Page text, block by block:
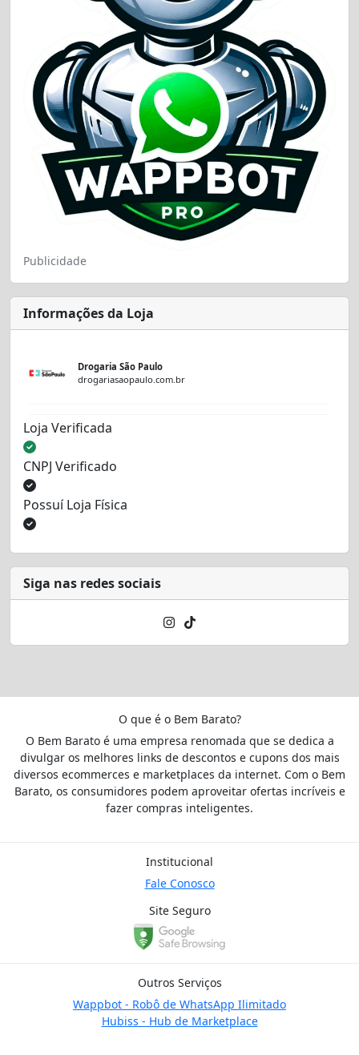
Publicidade
Informações da Loja
Drogaria São Paulo
drogariasaopaulo.com.br
Loja Verificada
CNPJ Verificado
Possuí Loja Física
Siga nas redes sociais
O que é o Bem Barato?
O Bem Barato é uma empresa renomada que se dedica a
divulgar os melhores links de descontos e cupons dos mais
diversos ecommerces e marketplaces da internet. Com o Bem
Barato, os consumidores podem aproveitar ofertas incríveis e
fazer compras inteligentes.
Institucional
Fale Conosco
Site Seguro
Outros Serviços
Wappbot - Robô de WhatsApp Ilimitado
Hubiss - Hub de Marketplace